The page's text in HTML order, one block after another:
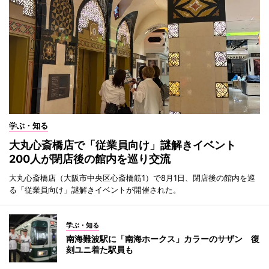
学ぶ・知る
大丸心斎橋店で「従業員向け」謎解きイベント
200人が閉店後の館内を巡り交流
大丸心斎橋店（大阪市中央区心斎橋筋1）で8月1日、閉店後の館内を巡
る「従業員向け」謎解きイベントが開催された。
学ぶ・知る
南海難波駅に「南海ホークス」カラーのサザン 復
刻ユニ着た駅員も